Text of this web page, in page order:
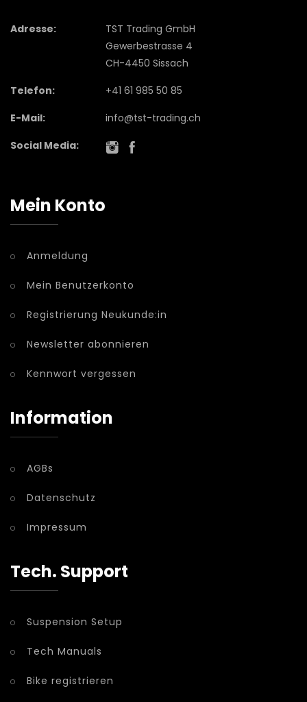
Adresse:
TST Trading GmbH
Gewerbestrasse 4
CH-4450 Sissach
Telefon:
+41 61 985 50 85
E-Mail:
info@tst-trading.ch
Social Media:
Mein Konto
Anmeldung
Mein Benutzerkonto
Registrierung Neukunde:in
Newsletter abonnieren
Kennwort vergessen
Information
AGBs
Datenschutz
Impressum
Tech. Support
Suspension Setup
Tech Manuals
Bike registrieren